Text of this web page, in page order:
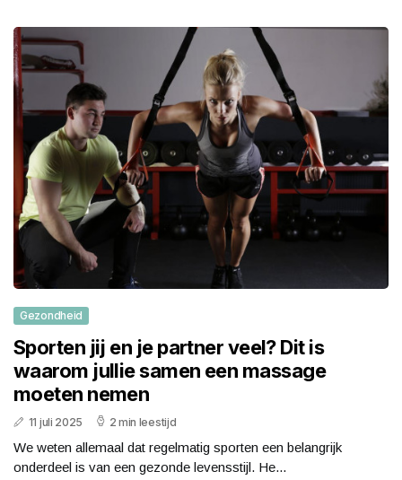
Gezondheid
Sporten jij en je partner veel? Dit is
waarom jullie samen een massage
moeten nemen
11 juli 2025 2 min leestijd
We weten allemaal dat regelmatig sporten een belangrijk
onderdeel is van een gezonde levensstijl. He...